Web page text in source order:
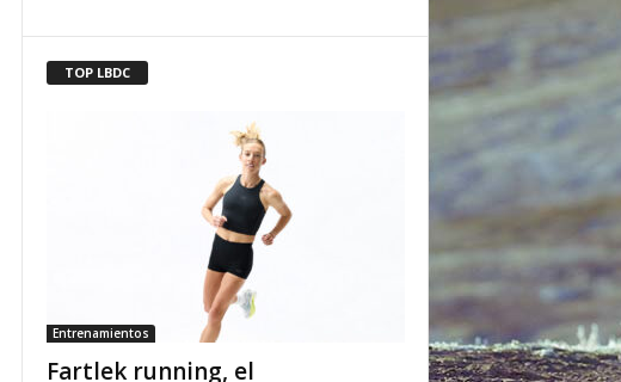
TOP LBDC
Entrenamientos
Fartlek running, el